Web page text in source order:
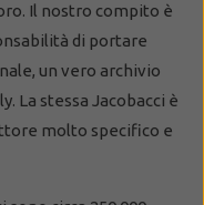
Il nostro compito è
di portare
un vero archivio
La stessa Jacobacci è
molto specifico e